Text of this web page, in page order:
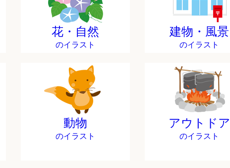
花・自然
のイラスト
建物・風景
のイラスト
動物
のイラスト
アウトドア
のイラスト